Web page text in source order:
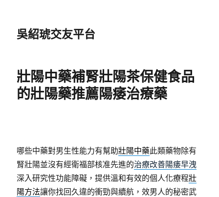
吳紹琥交友平台
壯陽中藥補腎壯陽茶保健食品
的壯陽藥推薦陽痿治療藥
哪些中藥對男生性能力有幫助壯陽中藥此類藥物除有
腎壯陽並沒有經衛福部核准先進的治療改善陽痿早洩
深入研究性功能障礙，提供溫和有效的個人化療程壯
陽方法讓你找回久違的衝勁與續航，效男人的秘密武